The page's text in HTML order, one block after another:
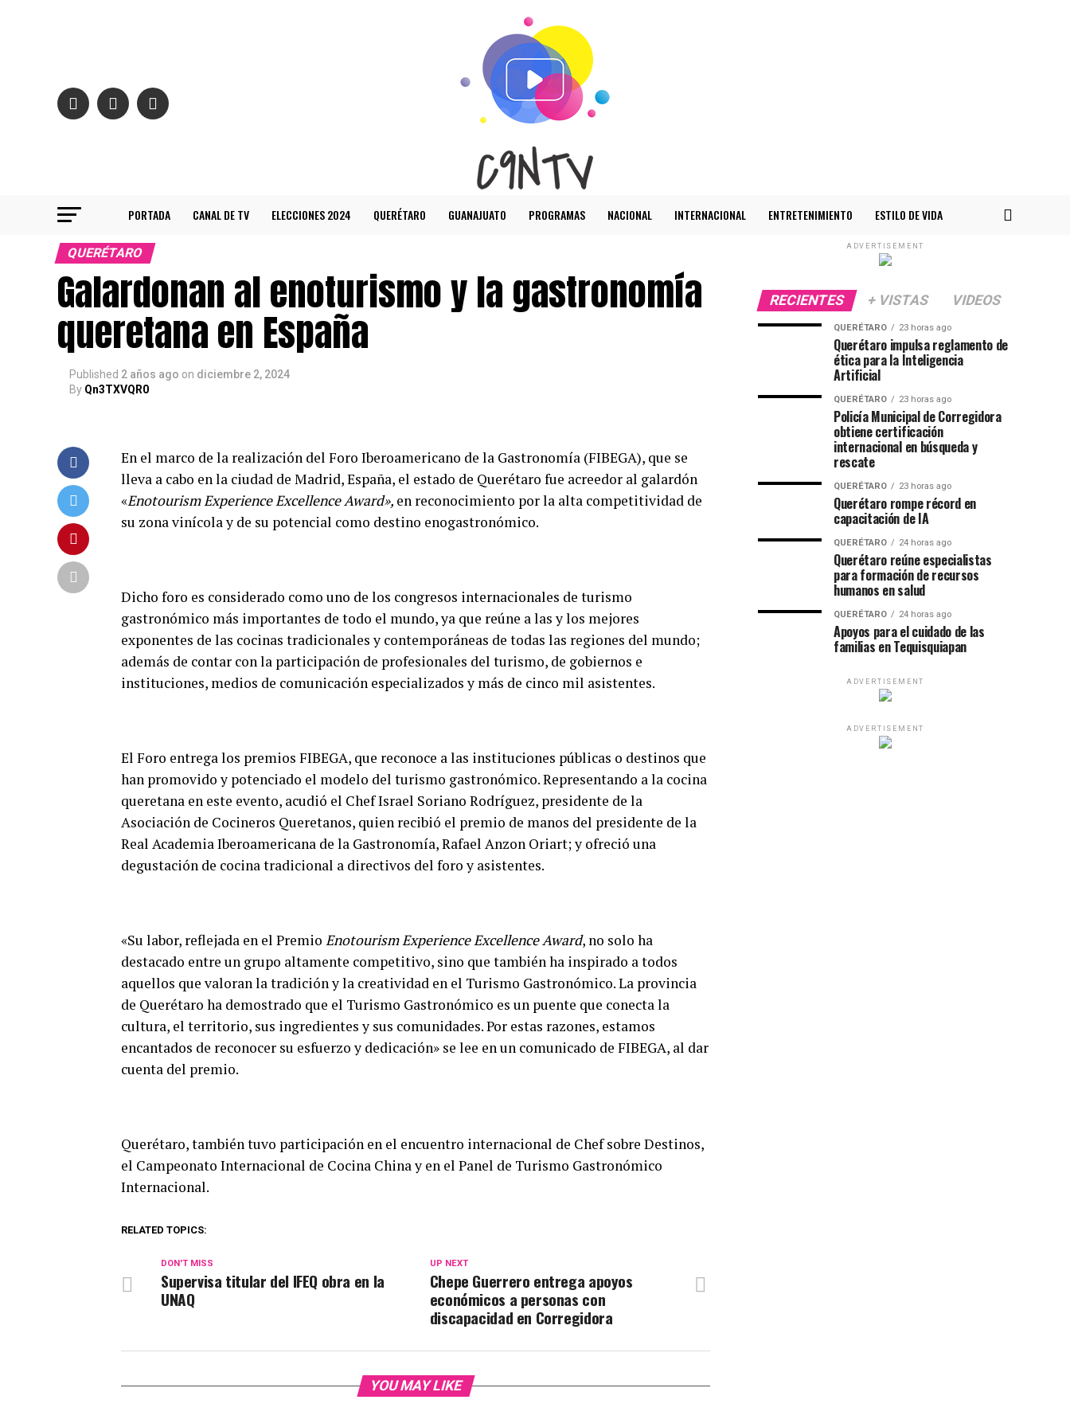
PORTADA CANAL DE TV ELECCIONES 2024 QUERÉTARO GUANAJUATO PROGRAMAS NACIONAL INTERNACIONAL ENTRETENIMIENTO ESTILO DE VIDA
QUERÉTARO
Galardonan al enoturismo y la gastronomía
queretana en España
Published 2 años ago on diciembre 2, 2024
By Qn3TXVQR0
En el marco de la realización del Foro Iberoamericano de la Gastronomía (FIBEGA), que se
lleva a cabo en la ciudad de Madrid, España, el estado de Querétaro fue acreedor al galardón
«Enotourism Experience Excellence Award», en reconocimiento por la alta competitividad de
su zona vinícola y de su potencial como destino enogastronómico.
Dicho foro es considerado como uno de los congresos internacionales de turismo
gastronómico más importantes de todo el mundo, ya que reúne a las y los mejores
exponentes de las cocinas tradicionales y contemporáneas de todas las regiones del mundo;
además de contar con la participación de profesionales del turismo, de gobiernos e
instituciones, medios de comunicación especializados y más de cinco mil asistentes.
El Foro entrega los premios FIBEGA, que reconoce a las instituciones públicas o destinos que
han promovido y potenciado el modelo del turismo gastronómico. Representando a la cocina
queretana en este evento, acudió el Chef Israel Soriano Rodríguez, presidente de la
Asociación de Cocineros Queretanos, quien recibió el premio de manos del presidente de la
Real Academia Iberoamericana de la Gastronomía, Rafael Anzon Oriart; y ofreció una
degustación de cocina tradicional a directivos del foro y asistentes.
«Su labor, reflejada en el Premio Enotourism Experience Excellence Award, no solo ha
destacado entre un grupo altamente competitivo, sino que también ha inspirado a todos
aquellos que valoran la tradición y la creatividad en el Turismo Gastronómico. La provincia
de Querétaro ha demostrado que el Turismo Gastronómico es un puente que conecta la
cultura, el territorio, sus ingredientes y sus comunidades. Por estas razones, estamos
encantados de reconocer su esfuerzo y dedicación» se lee en un comunicado de FIBEGA, al dar
cuenta del premio.
Querétaro, también tuvo participación en el encuentro internacional de Chef sobre Destinos,
el Campeonato Internacional de Cocina China y en el Panel de Turismo Gastronómico
Internacional.
RELATED TOPICS:
UP NEXT
Chepe Guerrero entrega apoyos
económicos a personas con
discapacidad en Corregidora
DON'T MISS
Supervisa titular del IFEQ obra en la
UNAQ
YOU MAY LIKE
ADVERTISEMENT
RECIENTES + VISTAS VIDEOS
QUERÉTARO 23 horas ago
Querétaro impulsa reglamento de
ética para la Inteligencia
Artificial
QUERÉTARO 23 horas ago
Policía Municipal de Corregidora
obtiene certificación
internacional en búsqueda y
rescate
QUERÉTARO 23 horas ago
Querétaro rompe récord en
capacitación de IA
QUERÉTARO 24 horas ago
Querétaro reúne especialistas
para formación de recursos
humanos en salud
QUERÉTARO 24 horas ago
Apoyos para el cuidado de las
familias en Tequisquiapan
ADVERTISEMENT
ADVERTISEMENT